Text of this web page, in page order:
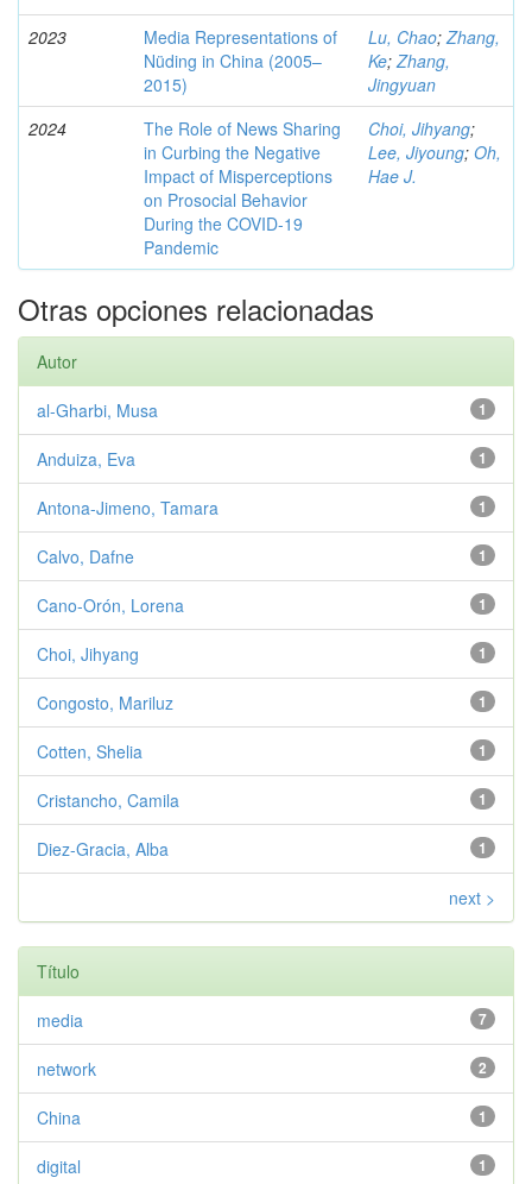
2023
Media Representations of
Nüding in China (2005–
2015)
Lu, Chao;Zhang,
Ke;Zhang,
Jingyuan
2024
The Role of News Sharing
in Curbing the Negative
Impact of Misperceptions
on Prosocial Behavior
During the COVID-19
Pandemic
Choi, Jihyang;
Lee, Jiyoung; Oh,
Hae J.
Otras opciones relacionadas
Autor
1
al-Gharbi, Musa
1
Anduiza, Eva
1
Antona-Jimeno, Tamara
1
Calvo, Dafne
1
Cano-Orón, Lorena
1
Choi, Jihyang
1
Congosto, Mariluz
1
Cotten, Shelia
1
Cristancho, Camila
1
Diez-Gracia, Alba
next >
Título
7
media
2
network
1
China
1
digital